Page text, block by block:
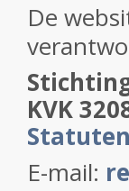
De
KVK
E-mail: